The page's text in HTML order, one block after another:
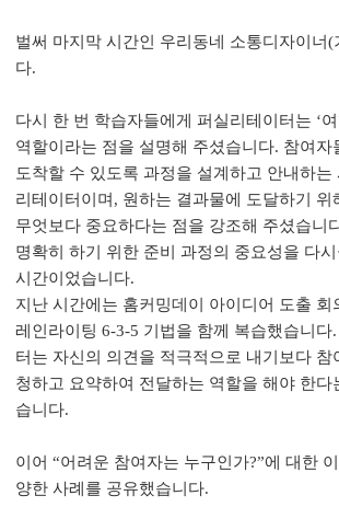
벌써 마지막 시간인 우리동네 소통디자이너(
다.
다시 한 번 학습자들에게 퍼실리테이터는 ‘
역할이라는 점을 설명해 주셨습니다. 참여자
도착할 수 있도록 과정을 설계하고 안내하는
리테이터이며, 원하는 결과물에 도달하기 위
무엇보다 중요하다는 점을 강조해 주셨습니
명확히 하기 위한 준비 과정의 중요성을 다
시간이었습니다.
지난 시간에는 홈커밍데이 아이디어 도출 회
레인라이팅 6-3-5 기법을 함께 복습했습니다.
터는 자신의 의견을 적극적으로 내기보다 참
청하고 요약하여 전달하는 역할을 해야 한다
습니다.
이어 “어려운 참여자는 누구인가?”에 대한
양한 사례를 공유했습니다.